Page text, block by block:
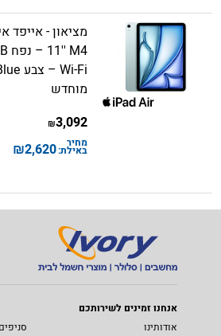
מוחדש
3,092
₪
מחיר
באילת:2,620
₪
אנחנו זמינים לשירותכם
אודותינו